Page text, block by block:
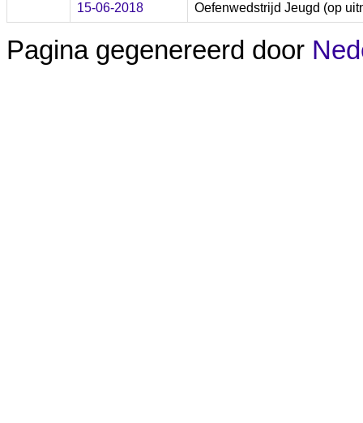
15-06-2018 Oefenwedstrijd Jeugd (op
Pagina gegenereerd door